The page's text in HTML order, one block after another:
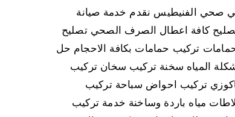
صحي الفنيطيس نقدم خدمة صيانة
كافة اعطال الصرف الصحي تصليح
تركيب حمامات بكافة الاحجام حل
المياه سخنة تركيب سخان تركيب
تركيب احواض سباحة تركيب
مياه باردة وساخنة خدمة تركيب